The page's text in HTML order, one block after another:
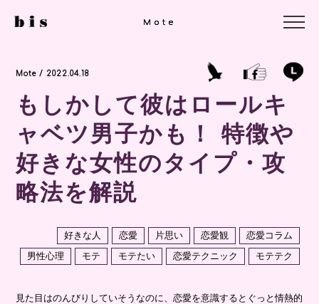
Mote
Mote / 2022.04.18
もしかして彼はロールキ
ャベツ男子かも！ 特徴や
好きな女性のタイプ・攻
略法を解説
好きな人 恋愛 片思い 恋愛観
恋愛コラム
男性心理
モテ モテたい 恋愛テクニック モテテク
見た目はのんびりしていそうなのに、恋愛を意識するとぐっと情熱的
Mote
Mote